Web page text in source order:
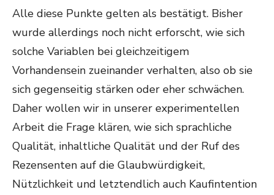
Alle diese Punkte gelten als bestätigt. Bisher
wurde allerdings noch nicht erforscht, wie sich
solche Variablen bei gleichzeitigem
Vorhandensein zueinander verhalten, also ob sie
sich gegenseitig stärken oder eher schwächen.
Daher wollen wir in unserer experimentellen
Arbeit die Frage klären, wie sich sprachliche
Qualität, inhaltliche Qualität und der Ruf des
Rezensenten auf die Glaubwürdigkeit,
Nützlichkeit und letztendlich auch Kaufintention